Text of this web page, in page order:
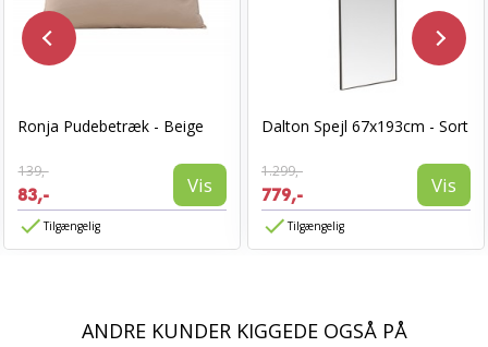
Ronja Pudebetræk - Beige
139,-
83,- Vis
Tilgængelig
Dalton Spejl 67x193cm - Sort
1.299,-
779,- Vis
Tilgængelig
ANDRE KUNDER KIGGEDE OGSÅ PÅ